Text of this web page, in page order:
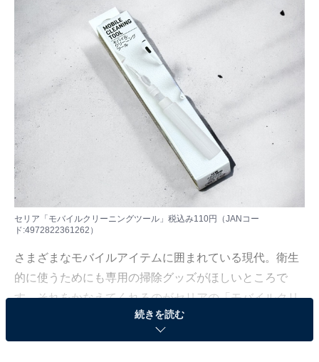
セリア「モバイルクリーニングツール」税込み110円（JANコー
ド:4972822361262）
さまざまなモバイルアイテムに囲まれている現代。衛生
的に使うためにも専用の掃除グッズがほしいところで
す。それをかなえてくれるのがセリアの「モバイルクリ
続きを読む